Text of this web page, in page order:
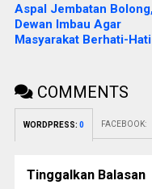
Aspal Jembatan
Dewan Imbau Agar
Masyarakat Berhati-Hati
COMMENTS
WORDPRESS: 0 FACEBOOK:
Tinggalkan Balasan